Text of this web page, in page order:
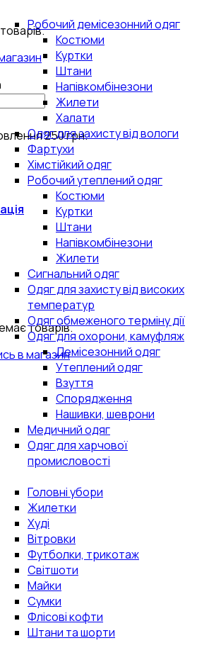
250 грн.
товарів.
в магазин
Робочий демісезонний одяг
Костюми
Куртки
Штани
Напівкомбінезони
Жилети
Халати
Одяг для захисту від вологи
Фартухи
Хімстійкий одяг
Робочий утеплений одяг
Костюми
Куртки
Штани
Напівкомбінезони
Жилети
Сигнальний одяг
Одяг для захисту від високих
температур
Одяг обмеженого терміну дії
Одяг для охорони, камуфляж
Демісезонний одяг
Утеплений одяг
Взуття
Спорядження
Нашивки, шеврони
Медичний одяг
Одяг для харчової
промисловості
Головні убори
Жилетки
Худі
Вітровки
Футболки, трикотаж
Світшоти
Майки
Сумки
Флісові кофти
Штани та шорти